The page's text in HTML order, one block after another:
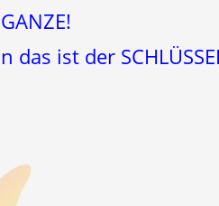
das ist der